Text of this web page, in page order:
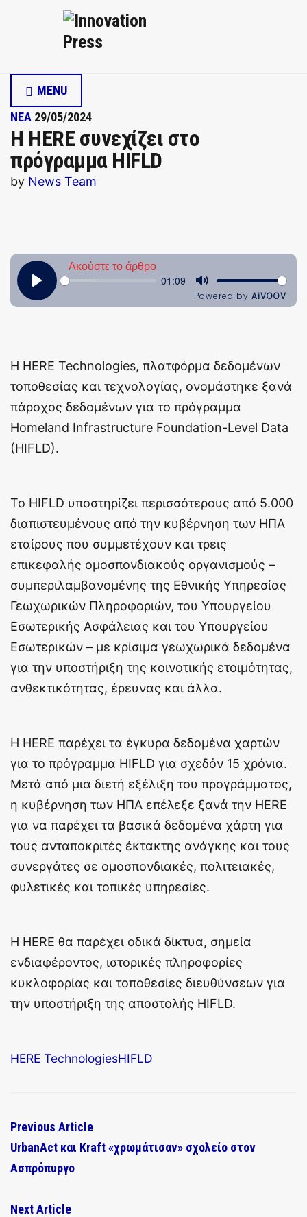
MENU
ΝΕΑ 29/05/2024
Η HERE συνεχίζει στο
πρόγραμμα HIFLD
by News Team
Η HERE Technologies, πλατφόρμα δεδομένων
τοποθεσίας και τεχνολογίας, ονομάστηκε ξανά
πάροχος δεδομένων για το πρόγραμμα
Homeland Infrastructure Foundation-Level Data
(HIFLD).
Το HIFLD υποστηρίζει περισσότερους από 5.000
διαπιστευμένους από την κυβέρνηση των ΗΠΑ
εταίρους που συμμετέχουν και τρεις
επικεφαλής ομοσπονδιακούς οργανισμούς –
συμπεριλαμβανομένης της Εθνικής Υπηρεσίας
Γεωχωρικών Πληροφοριών, του Υπουργείου
Εσωτερικής Ασφάλειας και του Υπουργείου
Εσωτερικών – με κρίσιμα γεωχωρικά δεδομένα
για την υποστήριξη της κοινοτικής ετοιμότητας,
ανθεκτικότητας, έρευνας και άλλα.
Η HERE παρέχει τα έγκυρα δεδομένα χαρτών
για το πρόγραμμα HIFLD για σχεδόν 15 χρόνια.
Μετά από μια διετή εξέλιξη του προγράμματος,
η κυβέρνηση των ΗΠΑ επέλεξε ξανά την HERE
για να παρέχει τα βασικά δεδομένα χάρτη για
τους ανταποκριτές έκτακτης ανάγκης και τους
συνεργάτες σε ομοσπονδιακές, πολιτειακές,
φυλετικές και τοπικές υπηρεσίες.
Η HERE θα παρέχει οδικά δίκτυα, σημεία
ενδιαφέροντος, ιστορικές πληροφορίες
κυκλοφορίας και τοποθεσίες διευθύνσεων για
την υποστήριξη της αποστολής HIFLD.
HERE TechnologiesHIFLD
Previous Article
UrbanAct και Kraft «χρωμάτισαν» σχολείο στον
Ασπρόπυργο
Next Article